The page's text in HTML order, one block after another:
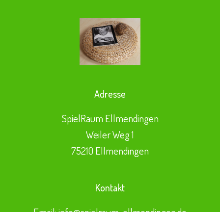
Adresse
SpielRaum Ellmendingen
Weiler Weg 1
75210 Ellmendingen
Kontakt